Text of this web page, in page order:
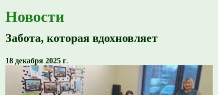
Новости
Забота, которая вдохновляет
18 декабря 2025 г.